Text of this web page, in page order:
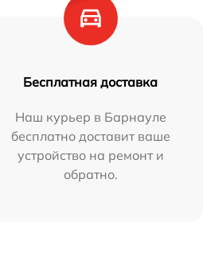
Бесплатная доставка
Наш курьер в Барнауле
бесплатно доставит ваше
устройство на ремонт и
обратно.